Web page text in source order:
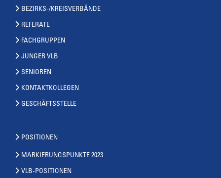
BEZIRKS-/KREISVERBÄNDE
REFERATE
FACHGRUPPEN
JUNGER VLB
SENIOREN
KONTAKTKOLLEGEN
GESCHÄFTSSTELLE
POSITIONEN
MARKIERUNGSPUNKTE 2023
VLB-POSITIONEN